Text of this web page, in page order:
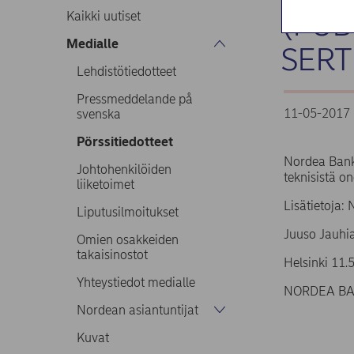
Kaikki uutiset
Medialle
Lehdistötiedotteet
Pressmeddelande på
svenska
Pörssitiedotteet
Johtohenkilöiden
liiketoimet
Liputusilmoitukset
Omien osakkeiden
takaisinostot
Yhteystiedot medialle
Nordean asiantuntijat
Kuvat
11-05-2017
Nordea
teknisistä
Lisätietoja:
Juuso
Helsinki
NORDEA